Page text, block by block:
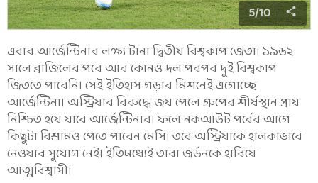
5/10
এবার আর্জেন্টিনার লক্ষ্য টানা দ্বিতীয় বিশ্বকাপ জেতা। ১৯৬২
সালে ব্রাজিলের পরে আর কোনও দল পরপর দুই বিশ্বকাপ
জিততে পারেনি। সেই ইতিহাস গড়ার মিশনেই এগোচ্ছে
আর্জেন্টিনা। অস্ট্রিয়ার বিরুদ্ধে জয় পেলে গ্রুপের শীর্ষস্থান প্রায়
নিশ্চিত হয়ে যাবে আর্জেন্টিনার। ফলে নকআউট পর্বের আগে
কিছুটা বিশ্রামও পেতে পারেন মেসি। তবে অস্ট্রিয়াকে হালকাভাবে
নেওয়ার সুযোগ নেই। ইতিমধ্যেই তারা জর্ডনকে হারিয়ে
আত্মবিশ্বাসী।